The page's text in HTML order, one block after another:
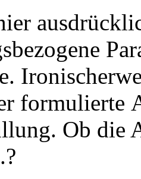
formulierte
Ob die